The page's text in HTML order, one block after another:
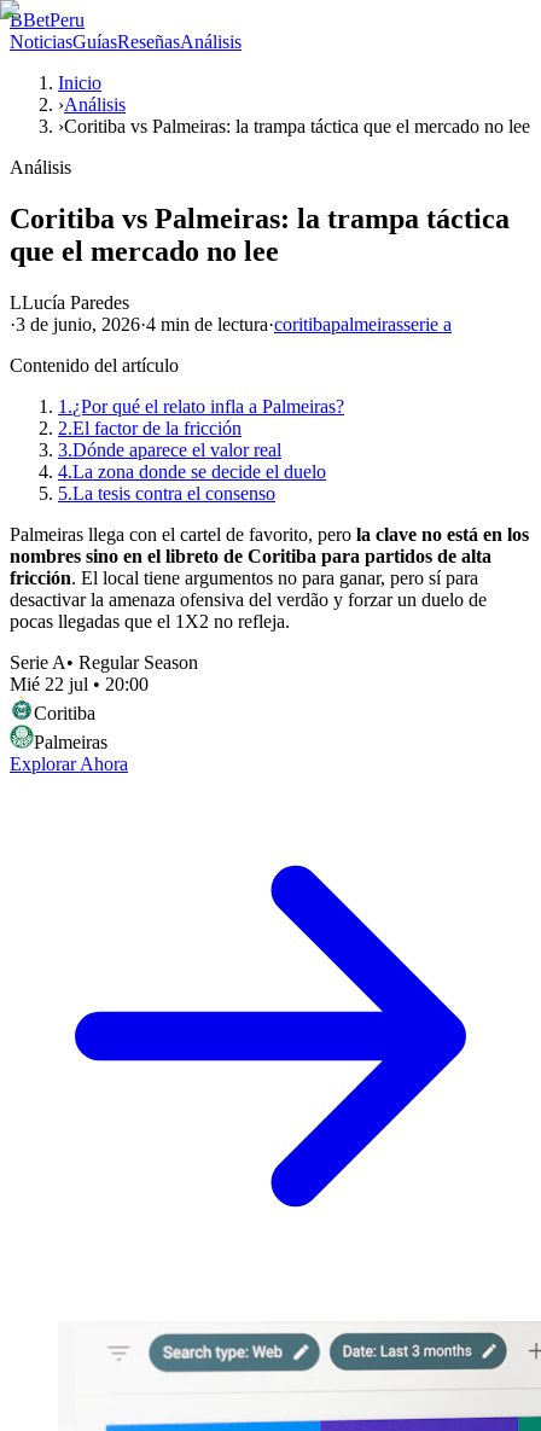
BBetPeru
NoticiasGuíasReseñasAnálisis
Inicio
›Análisis
›Coritiba vs Palmeiras: la trampa táctica que el mercado no lee
Análisis
Coritiba vs Palmeiras: la trampa táctica
que el mercado no lee
LLucía Paredes
·3 de junio, 2026·4 min de lectura·coritibapalmeirasserie a
Contenido del artículo
1.¿Por qué el relato infla a Palmeiras?
2.El factor de la fricción
3.Dónde aparece el valor real
4.La zona donde se decide el duelo
5.La tesis contra el consenso
Palmeiras llega con el cartel de favorito, pero la clave no está en los
nombres sino en el libreto de Coritiba para partidos de alta
fricción. El local tiene argumentos no para ganar, pero sí para
desactivar la amenaza ofensiva del verdão y forzar un duelo de
pocas llegadas que el 1X2 no refleja.
Serie A• Regular Season
Mié 22 jul • 20:00
Coritiba
Palmeiras
Explorar Ahora